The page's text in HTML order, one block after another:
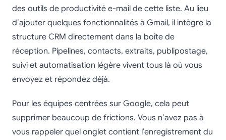
des outils de productivité e-mail de cette liste. Au lieu
d’ajouter quelques fonctionnalités à Gmail, il intègre la
structure CRM directement dans la boîte de
réception. Pipelines, contacts, extraits, publipostage,
suivi et automatisation légère vivent tous là où vous
envoyez et répondez déjà.
Pour les équipes centrées sur Google, cela peut
supprimer beaucoup de frictions. Vous n’avez pas à
vous rappeler quel onglet contient l’enregistrement du